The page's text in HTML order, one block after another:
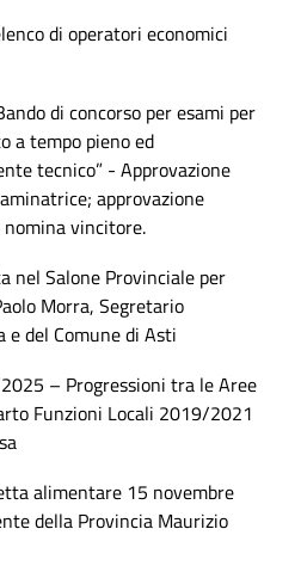
di operatori economici
di concorso per esami per
a tempo pieno ed
tecnico” - Approvazione
approvazione
vincitore.
nel Salone Provinciale per
Morra, Segretario
e del Comune di Asti
– Progressioni tra le Aree
Funzioni Locali 2019/2021
alimentare 15 novembre
della Provincia Maurizio